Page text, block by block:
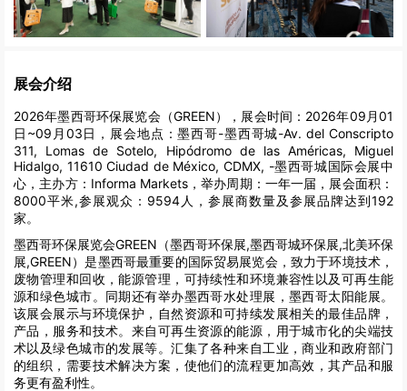
展会介绍
2026年墨西哥环保展览会（GREEN），展会时间：2026年09月01
日~09月03日，展会地点：墨西哥-墨西哥城-Av. del Conscripto
311, Lomas de Sotelo, Hipódromo de las Américas, Miguel
Hidalgo, 11610 Ciudad de México, CDMX, -墨西哥城国际会展中
心，主办方：Informa Markets，举办周期：一年一届，展会面积：
8000平米,参展观众：9594人，参展商数量及参展品牌达到192
家。
墨西哥环保展览会GREEN（墨西哥环保展,墨西哥城环保展,北美环保
展,GREEN）是墨西哥最重要的国际贸易展览会，致力于环境技术，
废物管理和回收，能源管理，可持续性和环境兼容性以及可再生能
源和绿色城市。同期还有举办墨西哥水处理展，墨西哥太阳能展。
该展会展示与环境保护，自然资源和可持续发展相关的最佳品牌，
产品，服务和技术。来自可再生资源的能源，用于城市化的尖端技
术以及绿色城市的发展等。汇集了各种来自工业，商业和政府部门
的组织，需要技术解决方案，使他们的流程更加高效，其产品和服
务更有盈利性。